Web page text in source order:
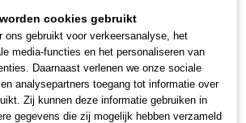
Torx T 30
cookies gebruikt
ons gebruikt voor verkeersanalyse, het
media-functies en het personaliseren van
Daarnaast verlenen we onze sociale
analysepartners toegang tot informatie over
Zij kunnen deze informatie gebruiken in
gegevens die zij mogelijk hebben verzameld